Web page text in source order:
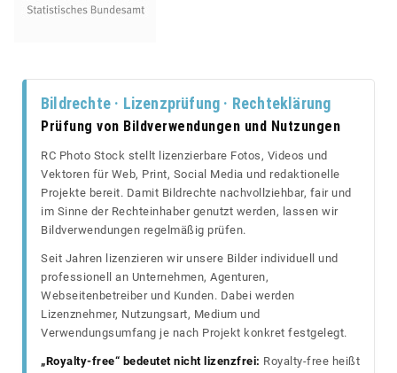
Bildrechte · Lizenzprüfung · Rechteklärung
Prüfung von Bildverwendungen und Nutzungen
RC Photo Stock stellt lizenzierbare Fotos, Videos und
Vektoren für Web, Print, Social Media und redaktionelle
Projekte bereit. Damit Bildrechte nachvollziehbar, fair und
im Sinne der Rechteinhaber genutzt werden, lassen wir
Bildverwendungen regelmäßig prüfen.
Seit Jahren lizenzieren wir unsere Bilder individuell und
professionell an Unternehmen, Agenturen,
Webseitenbetreiber und Kunden. Dabei werden
Lizenznehmer, Nutzungsart, Medium und
Verwendungsumfang je nach Projekt konkret festgelegt.
„Royalty-free“ bedeutet nicht lizenzfrei: Royalty-free heißt